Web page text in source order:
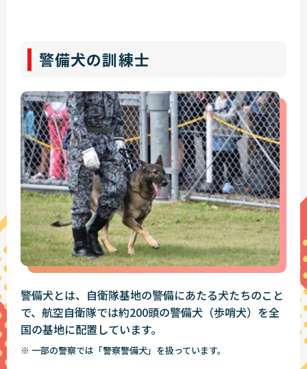
警備犬の訓練士
警備犬とは、自衛隊基地の警備にあたる犬たちのこと
で、航空自衛隊では約200頭の警備犬（歩哨犬）を全
国の基地に配置しています。
※ 一部の警察では「警察警備犬」を扱っています。